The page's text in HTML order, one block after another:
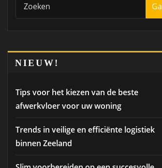
Ga
NIEUW!
Tips voor het kiezen van de beste
afwerkvloer voor uw woning
Trends in veilige en efficiënte logistiek
binnen Zeeland